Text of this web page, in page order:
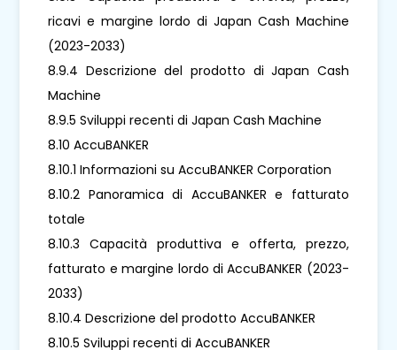
ricavi e margine lordo di Japan Cash Machine
(2023-2033)
8.9.4 Descrizione del prodotto di Japan Cash
Machine
8.9.5 Sviluppi recenti di Japan Cash Machine
8.10 AccuBANKER
8.10.1 Informazioni su AccuBANKER Corporation
8.10.2 Panoramica di AccuBANKER e fatturato
totale
8.10.3 Capacità produttiva e offerta, prezzo,
fatturato e margine lordo di AccuBANKER (2023-
2033)
8.10.4 Descrizione del prodotto AccuBANKER
8.10.5 Sviluppi recenti di AccuBANKER